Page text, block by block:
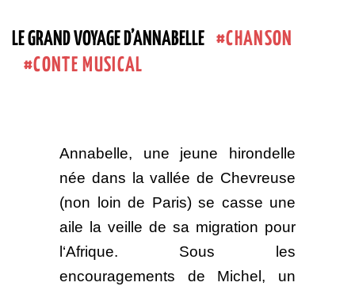
LE GRAND VOYAGE D’ANNABELLE
CHANSON
CONTE MUSICAL
Annabelle, une jeune hirondelle
née dans la vallée de Chevreuse
(non loin de Paris) se casse une
aile la veille de sa migration pour
l‘Afrique. Sous les
encouragements de Michel, un